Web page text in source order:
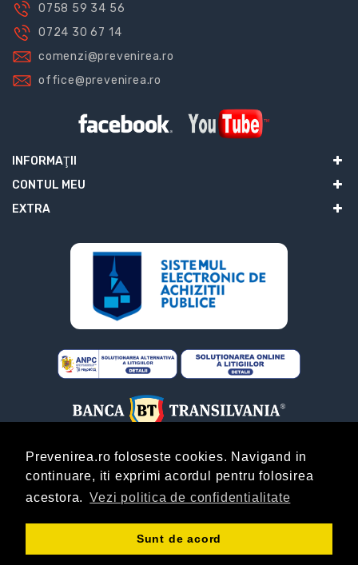
Prevenirea.ro foloseste cookies. Navigand in
continuare, iti exprimi acordul pentru folosirea
acestora.
Vezi politica de confidentialitate
Sunt de acord
0758 59 34 56
0724 30 67 14
comenzi@prevenirea.ro
office@prevenirea.ro
INFORMAŢII
CONTUL MEU
EXTRA
ABONARE